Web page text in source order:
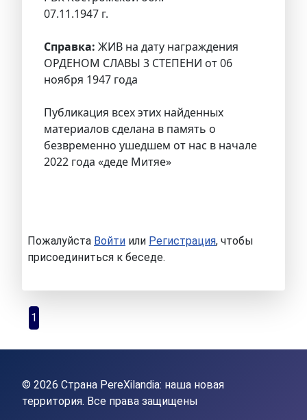
07.11.1947 г.
Справка: ЖИВ на дату награждения
ОРДЕНОМ СЛАВЫ 3 СТЕПЕНИ от 06
ноября 1947 года
Публикация всех этих найденных
материалов сделана в память о
безвременно ушедшем от нас в начале
2022 года «деде Митяе»
Пожалуйста Войти или Регистрация, чтобы
присоединиться к беседе.
1
© 2026 Страна PereXilandia: наша новая
территория. Все права защищены